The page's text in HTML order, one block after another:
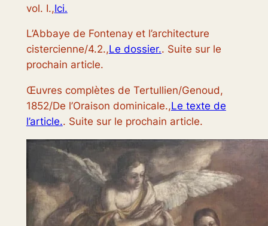
vol. I.,Ici.
L’Abbaye de Fontenay et l’architecture
cistercienne/4.2.,Le dossier.. Suite sur le
prochain article.
Œuvres complètes de Tertullien/Genoud,
1852/De l’Oraison dominicale.,Le texte de
l’article.. Suite sur le prochain article.